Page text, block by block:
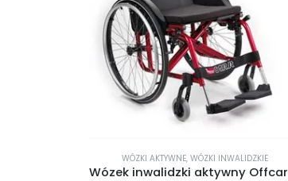
WÓZKI AKTYWNE, WÓZKI INWALIDZKIE